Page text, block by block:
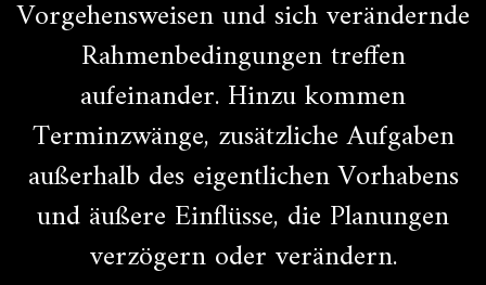
Vorgehensweisen und sich verändernde
Rahmenbedingungen treffen
aufeinander. Hinzu kommen
Terminzwänge, zusätzliche Aufgaben
außerhalb des eigentlichen Vorhabens
und äußere Einflüsse, die Planungen
verzögern oder verändern.